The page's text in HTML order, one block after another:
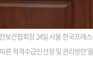
보건협회장 24일 서울 한국프레스
른 적격수급인 선정 및 관리방안